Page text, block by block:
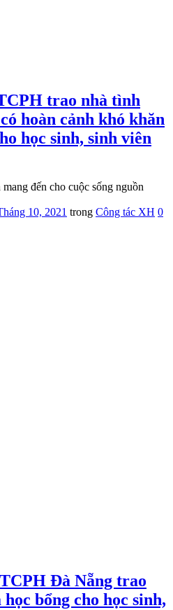
trao nhà tình
hoàn cảnh khó khăn
học sinh, sinh viên
đến cho cuộc sống nguồn
10, 2021 trong Công tác XH 0
Đà Nẵng trao
bổng cho học sinh,